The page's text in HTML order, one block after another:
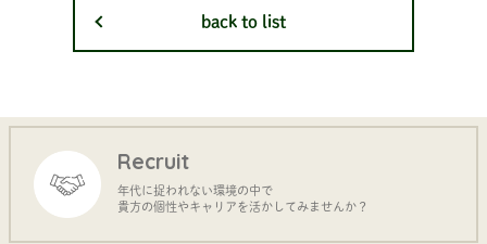
back to list
Recruit
年代に捉われない環境の中で
貴方の個性やキャリアを活かしてみませんか？